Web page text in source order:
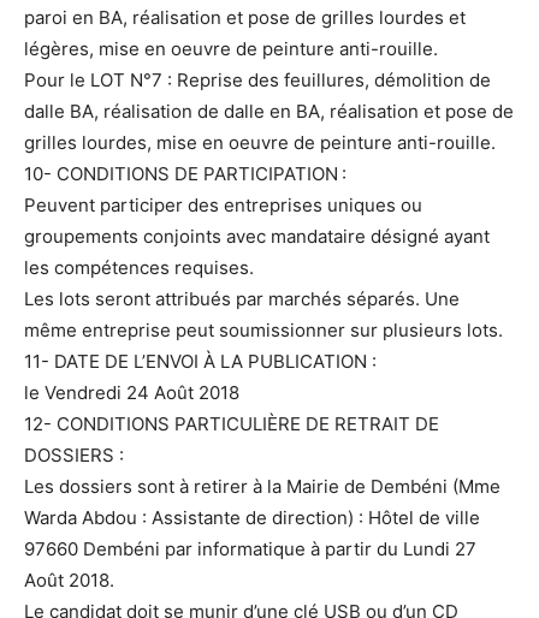
paroi en BA, réalisation et pose de grilles lourdes et
légères, mise en oeuvre de peinture anti-rouille.
Pour le LOT N°7 : Reprise des feuillures, démolition de
dalle BA, réalisation de dalle en BA, réalisation et pose de
grilles lourdes, mise en oeuvre de peinture anti-rouille.
10- CONDITIONS DE PARTICIPATION :
Peuvent participer des entreprises uniques ou
groupements conjoints avec mandataire désigné ayant
les compétences requises.
Les lots seront attribués par marchés séparés. Une
même entreprise peut soumissionner sur plusieurs lots.
11- DATE DE L’ENVOI À LA PUBLICATION :
le Vendredi 24 Août 2018
12- CONDITIONS PARTICULIÈRE DE RETRAIT DE
DOSSIERS :
Les dossiers sont à retirer à la Mairie de Dembéni (Mme
Warda Abdou : Assistante de direction) : Hôtel de ville
97660 Dembéni par informatique à partir du Lundi 27
Août 2018.
Le candidat doit se munir d’une clé USB ou d’un CD